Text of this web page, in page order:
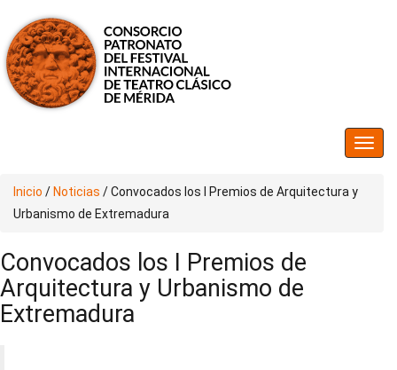
Inicio / Noticias /Convocados los I Premios de Arquitectura y
Urbanismo de Extremadura
Convocados los I Premios de
Arquitectura y Urbanismo de
Extremadura